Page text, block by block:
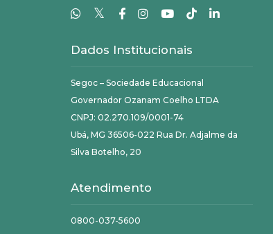
𝕏
Dados Institucionais
Segoc – Sociedade Educacional
Governador Ozanam Coelho LTDA
CNPJ: 02.270.109/0001-74
Ubá, MG 36506-022 Rua Dr. Adjalme da
Silva Botelho, 20
Atendimento
0800-037-5600